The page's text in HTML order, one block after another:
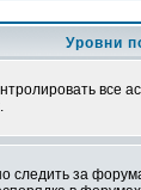
Уровни
все
за